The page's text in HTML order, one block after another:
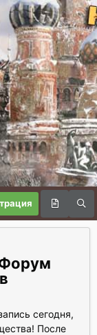
сегодня,
После